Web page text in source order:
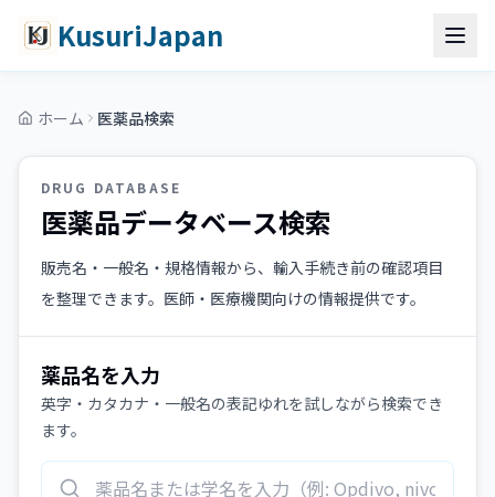
KusuriJapan
ホーム 医薬品検索
DRUG DATABASE
医薬品データベース検索
販売名・一般名・規格情報から、輸入手続き前の確認項目
を整理できます。医師・医療機関向けの情報提供です。
薬品名を入力
英字・カタカナ・一般名の表記ゆれを試しながら検索でき
ます。